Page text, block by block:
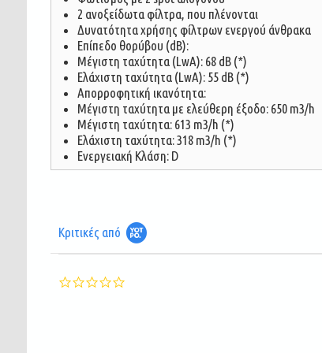
2 ανοξείδωτα φίλτρα, που πλένονται
Δυνατότητα χρήσης φίλτρων ενεργού άνθρακα
Επίπεδο θορύβου (dΒ):
Μέγιστη ταχύτητα (LwA): 68 dB (*)
Ελάχιστη ταχύτητα (LwA): 55 dB (*)
Απορροφητική ικανότητα:
Μέγιστη ταχύτητα με ελεύθερη έξοδο: 650 m3/h
Mέγιστη ταχύτητα: 613 m3/h (*)
Ελάχιστη ταχύτητα: 318 m3/h (*)
Ενεργειακή Κλάση: D
Κριτικές από
0.0